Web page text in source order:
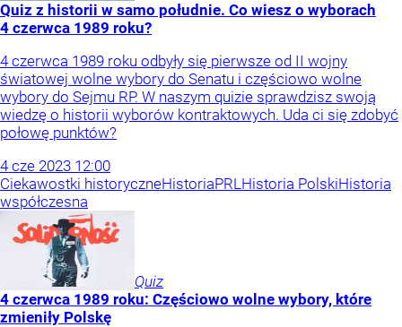
Quiz z historii w samo południe. Co wiesz o wyborach
4 czerwca 1989 roku?
4 czerwca 1989 roku odbyły się pierwsze od II wojny
światowej wolne wybory do Senatu i częściowo wolne
wybory do Sejmu RP. W naszym quizie sprawdzisz swoją
wiedzę o historii wyborów kontraktowych. Uda ci się zdobyć
połowę punktów?
4 cze 2023 12:00
Ciekawostki historyczneHistoriaPRLHistoria PolskiHistoria
współczesna
Quiz
4 czerwca 1989 roku: Częściowo wolne wybory, które
zmieniły Polskę